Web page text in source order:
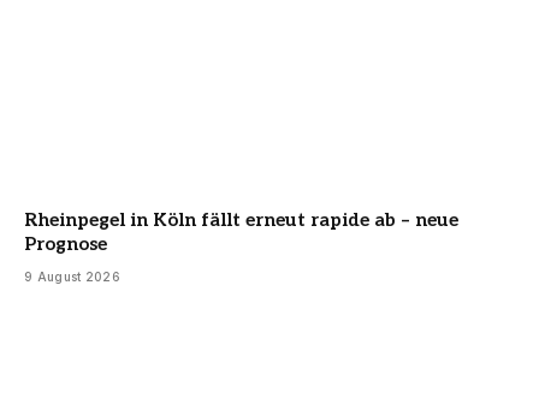
Rheinpegel in Köln fällt erneut rapide ab – neue
Prognose
9 August 2026